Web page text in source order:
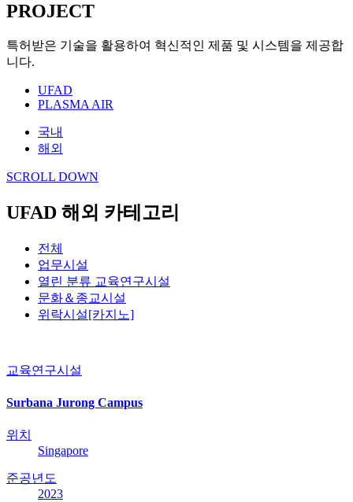
PROJECT
특허받은 기술을 활용하여 혁신적인 제품 및 시스템을 제공합
니다.
UFAD
PLASMA AIR
국내
해외
SCROLL DOWN
UFAD 해외 카테고리
전체
업무시설
열린 분류 교육연구시설
문화＆종교시설
위락시설[카지노]
교육연구시설
Surbana Jurong Campus
위치
Singapore
준공년도
2023